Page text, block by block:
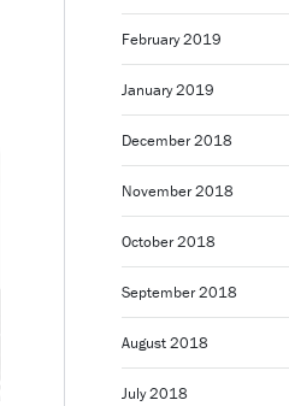
February 2019
January 2019
December 2018
November 2018
October 2018
September 2018
August 2018
July 2018